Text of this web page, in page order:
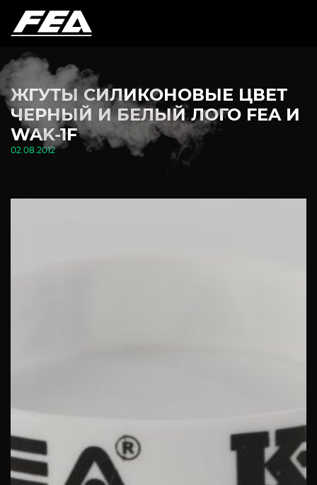
ЖГУТЫ СИЛИКОНОВЫЕ ЦВЕТ
ЧЕРНЫЙ И БЕЛЫЙ ЛОГО FEA И
WAK-1F
02.08.2012